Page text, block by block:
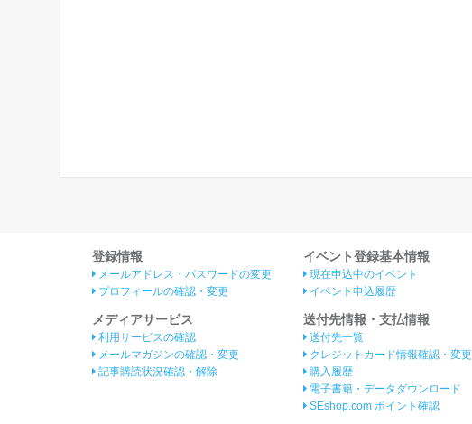
登録情報
メールアドレス・パスワードの変更
プロフィールの確認・変更
メディアサービス
利用サービスの確認
メールマガジンの確認・変更
記事購読状況確認・解除
イベント登録基本情報
現在申込中のイベント
イベント申込履歴
送付先情報・支払情報
送付先一覧
クレジットカード情報確認・変更
購入履歴
電子書籍・データダウンロード
SEshop.com ポイント確認